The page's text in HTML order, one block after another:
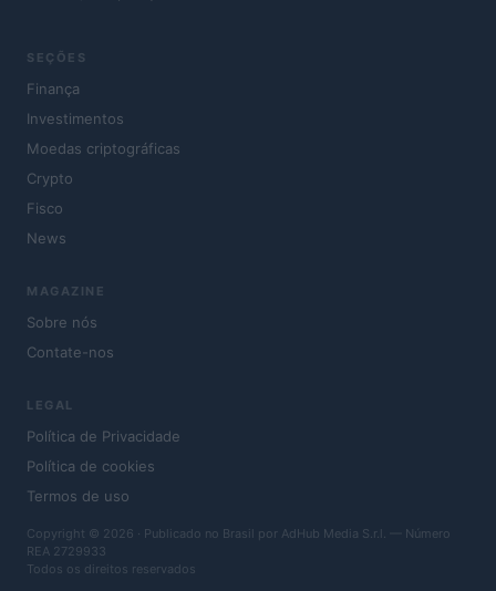
SEÇÕES
Finança
Investimentos
Moedas criptográficas
Crypto
Fisco
News
MAGAZINE
Sobre nós
Contate-nos
LEGAL
Política de Privacidade
Política de cookies
Termos de uso
Copyright © 2026 · Publicado no Brasil por AdHub Media S.r.l. — Número
REA 2729933
Todos os direitos reservados